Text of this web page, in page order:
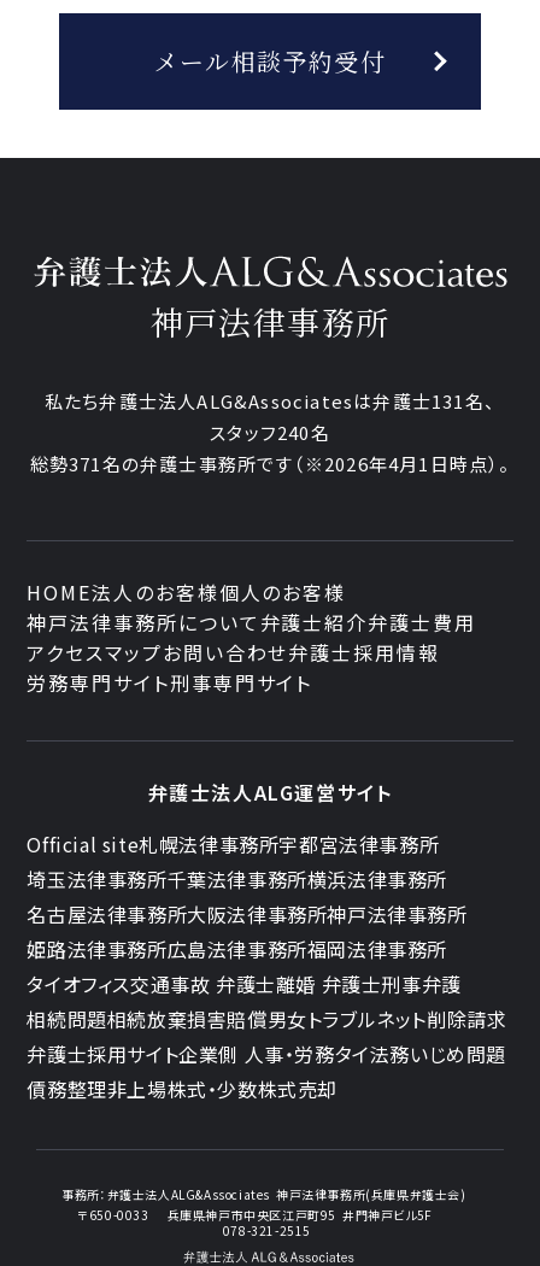
メール相談予約受付
神戸法律事務所
私たち弁護士法人ALG&Associatesは弁護士131名、
スタッフ240名
総勢371名の弁護士事務所です （※2026年4月1日時点）。
HOME法人のお客様個人のお客様
神戸法律事務所について 弁護士紹介弁護士費用
アクセスマップお問い合わせ弁護士採用情報
労務専門サイト刑事専門サイト
弁護士法人ALG運営サイト
Official site札幌法律事務所宇都宮法律事務所
埼玉法律事務所千葉法律事務所横浜法律事務所
名古屋法律事務所大阪法律事務所神戸法律事務所
姫路法律事務所広島法律事務所福岡法律事務所
タイオフィス交通事故 弁護士離婚 弁護士刑事弁護
相続問題相続放棄損害賠償男女トラブルネット削除請求
弁護士採用サイト企業側 人事・労務タイ法務いじめ問題
債務整理非上場株式・少数株式売却
事務所： 弁護士法人ALG&Associates 神戸法律事務所(兵庫県弁護士会)
〒650-0033
兵庫県神戸市中央区江戸町95 井門神戸ビル5F
078-321-2515